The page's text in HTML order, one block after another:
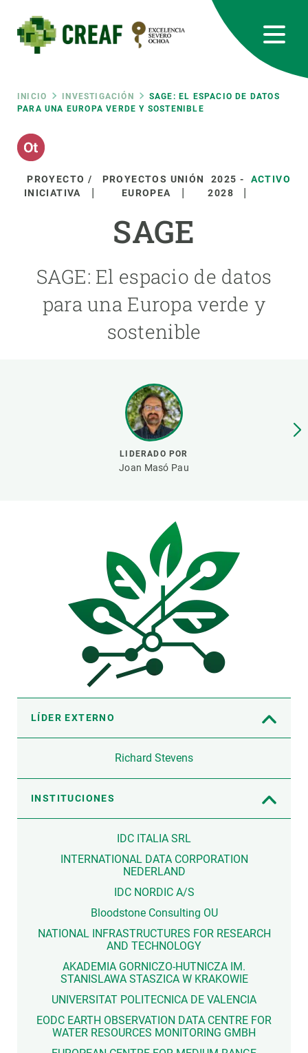
contenido
principal
Ruta
de
navegación
INICIO INVESTIGACIÓN
SAGE: EL ESPACIO DE DATOS
PARA UNA EUROPA VERDE Y SOSTENIBLE
PROYECTO /
INICIATIVA
PROYECTOS UNIÓN
EUROPEA
2025 -
2028
ACTIVO
SAGE
SAGE: El espacio de datos
para una Europa verde y
sostenible
LIDERADO POR
Joan Masó Pau
LÍDER EXTERNO
Richard Stevens
INSTITUCIONES
IDC ITALIA SRL
INTERNATIONAL DATA CORPORATION
NEDERLAND
IDC NORDIC A/S
Bloodstone Consulting OU
NATIONAL INFRASTRUCTURES FOR RESEARCH
AND TECHNOLOGY
AKADEMIA GORNICZO-HUTNICZA IM.
STANISLAWA STASZICA W KRAKOWIE
UNIVERSITAT POLITECNICA DE VALENCIA
EODC EARTH OBSERVATION DATA CENTRE FOR
WATER RESOURCES MONITORING GMBH
RRSS
Featured
responsive
INTRANET
Responsive
CIENCIA EN ACCIÓN
ÚNETE A NOSOTROS